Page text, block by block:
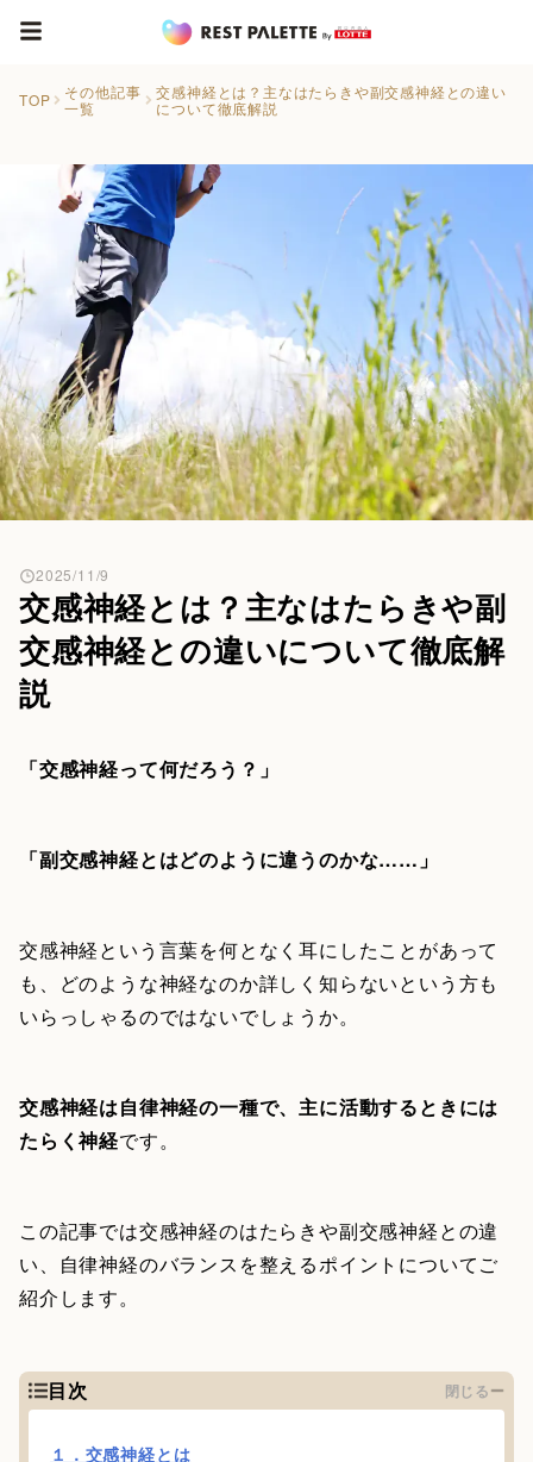
TOP
その他記事
一覧
交感神経とは？主なはたらきや副交感神経との違い
について徹底解説
交感神経とは？主なはたらきや副
交感神経との違いについて徹底解
説
2025/11/9
「交感神経って何だろう？」
「副交感神経とはどのように違うのかな……」
交感神経という言葉を何となく耳にしたことがあって
も、どのような神経なのか詳しく知らないという方も
いらっしゃるのではないでしょうか。
交感神経は自律神経の一種で、主に活動するときには
たらく神経です。
この記事では交感神経のはたらきや副交感神経との違
い、自律神経のバランスを整えるポイントについてご
紹介します。
目次 閉じる
１．交感神経とは